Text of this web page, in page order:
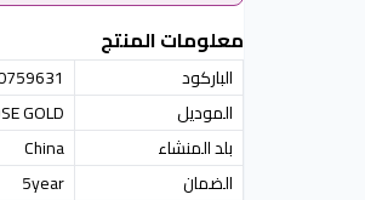
معلومات المنتج
الباركود
الموديل
GOLD
بلد المنشاء
China
الضمان
5year